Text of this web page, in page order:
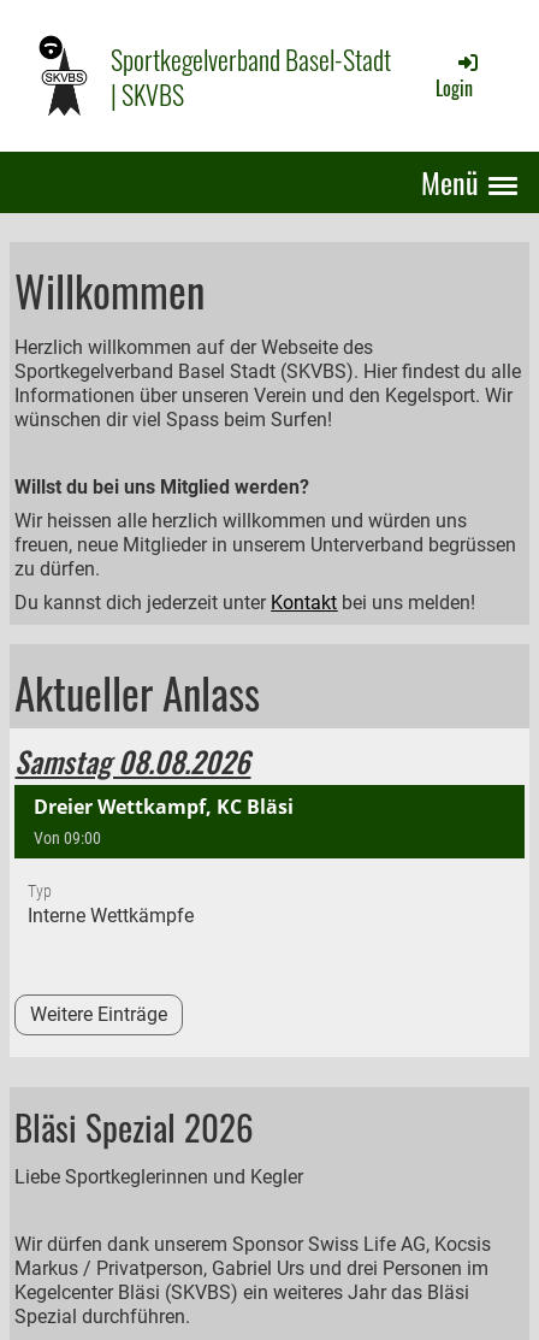
Sportkegelverband Basel-Stadt
| SKVBS
Login
Menü
Willkommen
Herzlich willkommen auf der Webseite des
Sportkegelverband Basel Stadt (SKVBS). Hier findest du alle
Informationen über unseren Verein und den Kegelsport. Wir
wünschen dir viel Spass beim Surfen!
Willst du bei uns Mitglied werden?
Wir heissen alle herzlich willkommen und würden uns
freuen, neue Mitglieder in unserem Unterverband begrüssen
zu dürfen.
Du kannst dich jederzeit unter Kontakt bei uns melden!
Aktueller Anlass
Samstag 08.08.2026
Dreier Wettkampf, KC Bläsi
Von 09:00
Typ
Interne Wettkämpfe
Weitere Einträge
Bläsi Spezial 2026
Liebe Sportkeglerinnen und Kegler
Wir dürfen dank unserem Sponsor Swiss Life AG, Kocsis
Markus / Privatperson, Gabriel Urs und drei Personen im
Kegelcenter Bläsi (SKVBS) ein weiteres Jahr das Bläsi
Spezial durchführen.